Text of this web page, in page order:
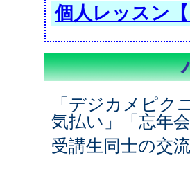
個人レッスン
「デジカメピク
気払い」「忘年
受講生同士の交